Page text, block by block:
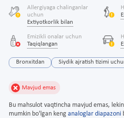
Allergiyaga chalinganlar
uchun
Extiyotkorlik bilan
Emizikli onalar uchun
Taqiqlangan
Bronxitdan Siydik ajratish tizimi
Mavjud emas
Bu mahsulot vaqtincha mavjud emas,
mumkin bo'lgan keng analoglar diapazoni